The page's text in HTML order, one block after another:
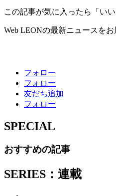
この記事が気に入ったら「い
Web LEONの最新ニュースをお
フォロー
フォロー
友だち追加
フォロー
SPECIAL
おすすめの記事
SERIES：連載